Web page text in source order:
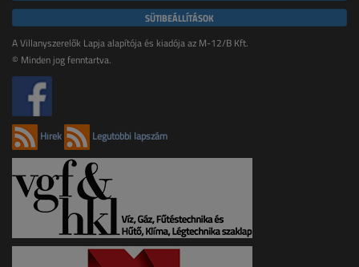
SÜTIBEÁLLÍTÁSOK
A Villanyszerelők Lapja alapítója és kiadója az M-12/B Kft.
© Minden jog fenntartva.
Hírek Legutóbbi lapszám